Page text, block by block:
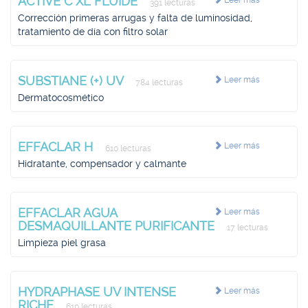
391 lecturas
Corrección primeras arrugas y falta de luminosidad,
tratamiento de día con filtro solar
Leer más
SUBSTIANE (+) UV 784 lecturas
Dermatocosmético
Leer más
EFFACLAR H 610 lecturas
Hidratante, compensador y calmante
Leer más
EFFACLAR AGUA
DESMAQUILLANTE PURIFICANTE
17 lecturas
Limpieza piel grasa
Leer más
HYDRAPHASE UV INTENSE
RICHE